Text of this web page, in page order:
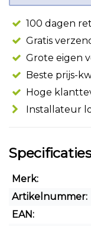
100 dagen
Gratis
Grote eigen
Beste prijs-
Hoge
Installateur
Specificaties
Merk:
Artikelnummer:
EAN: